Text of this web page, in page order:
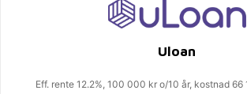
Uloan
Eff. rente 12.2%, 100 000 kr o/10 år, kostnad 66